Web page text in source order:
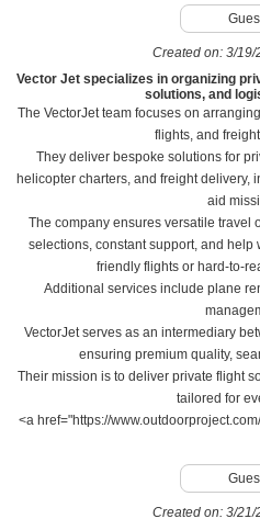
Created on: 3/19/
Vector Jet specializes in organizing
solutions, and
The VectorJet team focuses on
flights, and
They deliver bespoke solutions for
helicopter charters, and freight delivery,
aid
The company ensures versatile travel
selections, constant support, and help
friendly flights or hard-to-
Additional services include plane
VectorJet serves as an intermediary
ensuring premium quality,
Their mission is to deliver private flight
tailored for
<a href="https://
Created on: 3/21/